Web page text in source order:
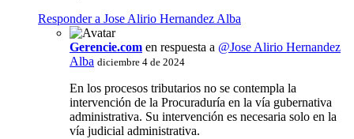
Responder a Jose Alirio Hernandez Alba
Gerencie.com en respuesta a @Jose Alirio Hernandez
Alba diciembre 4 de 2024
En los procesos tributarios no se contempla la
intervención de la Procuraduría en la vía gubernativa
administrativa. Su intervención es necesaria solo en la
vía judicial administrativa.